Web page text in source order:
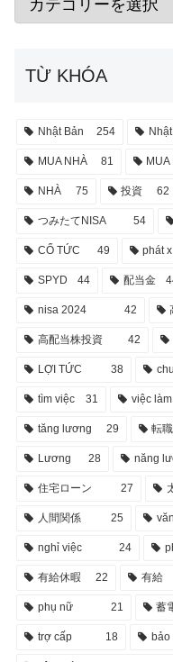
TỪ KHÓA
Nhật Bản 254 Nhật
MUA NHÀ 81
NHÀ 75 投資 62
つみたてNISA 54
CỔ TỨC 49 phát
SPYD 44 配当金
nisa 2024 42
高配当株投資 42
LỢI TỨC 38
tìm việc 31 việc làm
tăng lương 29 転
Lương 28 năng
住宅ローン 27
人間関係 25
nghỉ việc 24
有給休暇 22 有給
phụ nữ 21 蓄
trợ cấp 18 bảo